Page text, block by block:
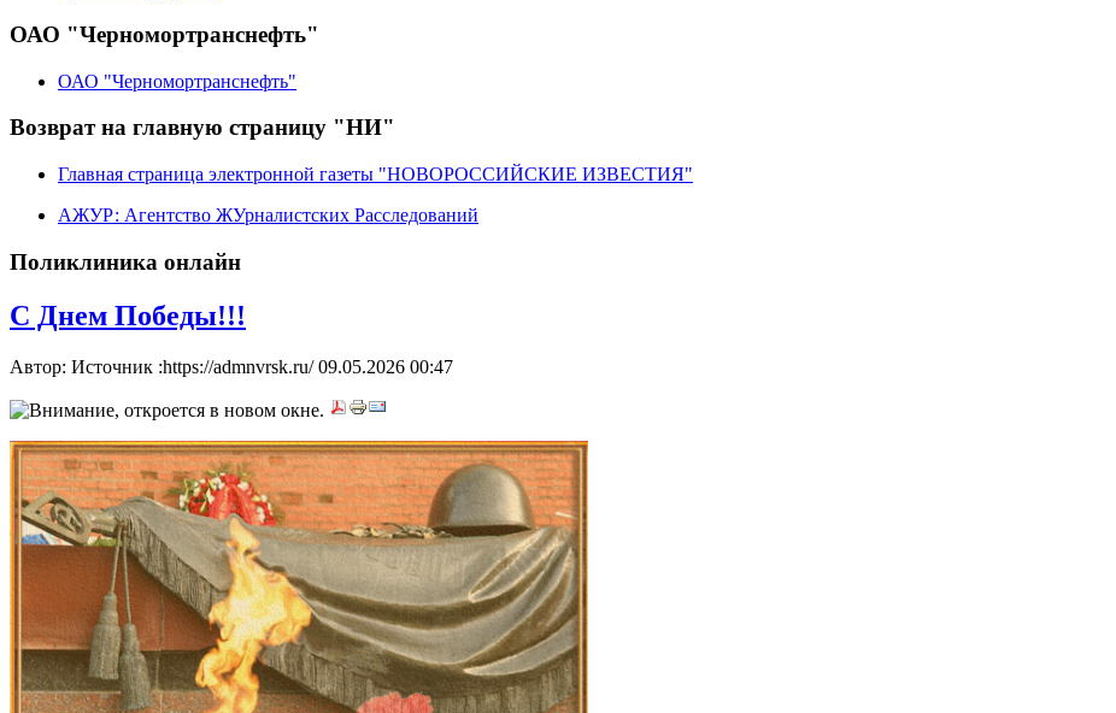
ОАО "Черномортранснефть"
ОАО "Черномортранснефть"
Возврат на главную страницу "НИ"
Главная страница электронной газеты "НОВОРОССИЙСКИЕ ИЗВЕСТИЯ"
АЖУР: Агентство ЖУрналистских Расследований
Поликлиника онлайн
С Днем Победы!!!
Автор: Источник :https://admnvrsk.ru/09.05.2026 00:47